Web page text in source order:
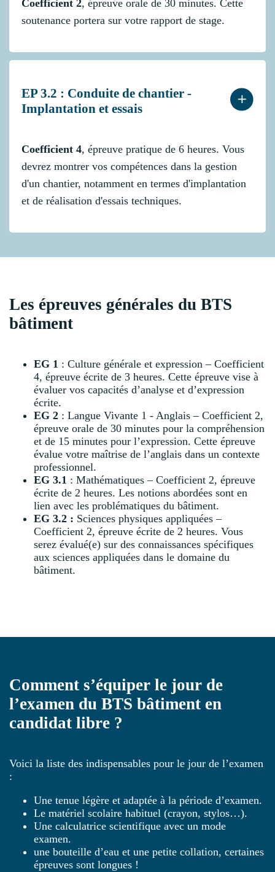
Coefficient 2, épreuve orale de 30 minutes. Cette
soutenance portera sur votre rapport de stage.
EP 3.2 : Conduite de chantier -
Implantation et essais
Coefficient 4, épreuve pratique de 6 heures. Vous
devrez montrer vos compétences dans la gestion
d'un chantier, notamment en termes d'implantation
et de réalisation d'essais techniques.
Les épreuves générales du BTS
bâtiment
EG 1 : Culture générale et expression – Coefficient
4, épreuve écrite de 3 heures. Cette épreuve vise à
évaluer vos capacités d’analyse et d’expression
écrite.
EG 2 : Langue Vivante 1 - Anglais – Coefficient 2,
épreuve orale de 30 minutes pour la compréhension
et de 15 minutes pour l’expression. Cette épreuve
évalue votre maîtrise de l’anglais dans un contexte
professionnel.
EG 3.1 : Mathématiques – Coefficient 2, épreuve
écrite de 2 heures. Les notions abordées sont en
lien avec les problématiques du bâtiment.
EG 3.2 : Sciences physiques appliquées –
Coefficient 2, épreuve écrite de 2 heures. Vous
serez évalué(e) sur des connaissances spécifiques
aux sciences appliquées dans le domaine du
bâtiment.
Comment s’équiper le jour de
l’examen du BTS bâtiment en
candidat libre ?
Voici la liste des indispensables pour le jour de l’examen
:
Une tenue légère et adaptée à la période d’examen.
Le matériel scolaire habituel (crayon, stylos…).
Une calculatrice scientifique avec un mode
examen.
une bouteille d’eau et une petite collation, certaines
épreuves sont longues !